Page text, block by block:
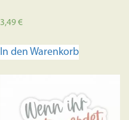
3,49€
In den Warenkorb